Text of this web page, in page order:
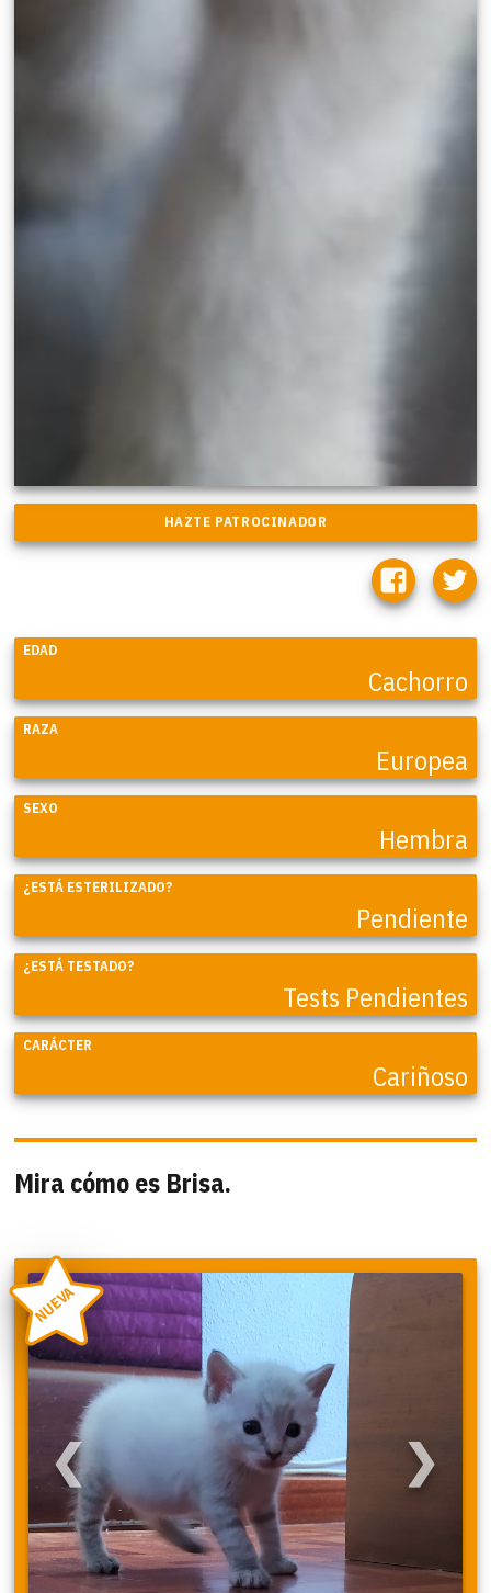
EDAD
Cachorro
RAZA
Europea
SEXO
Hembra
¿ESTÁ ESTERILIZADO?
Pendiente
¿ESTÁ TESTADO?
Tests Pendientes
CARÁCTER
Cariñoso
Mira cómo es Brisa.
❮ ❯
NUEVA